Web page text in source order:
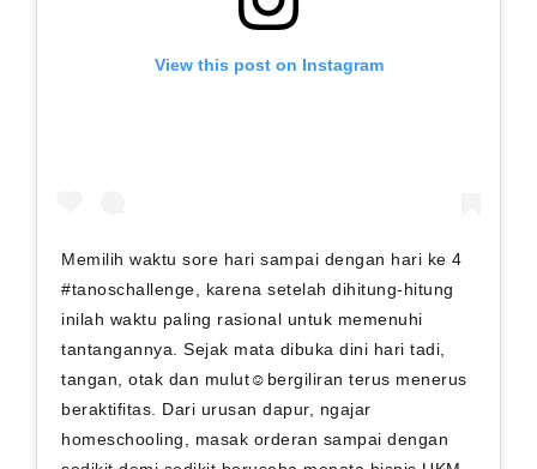
View this post on Instagram
Memilih waktu sore hari sampai dengan hari ke 4
#tanoschallenge, karena setelah dihitung-hitung
inilah waktu paling rasional untuk memenuhi
tantangannya. Sejak mata dibuka dini hari tadi,
tangan, otak dan mulut☺bergiliran terus menerus
beraktifitas. Dari urusan dapur, ngajar
homeschooling, masak orderan sampai dengan